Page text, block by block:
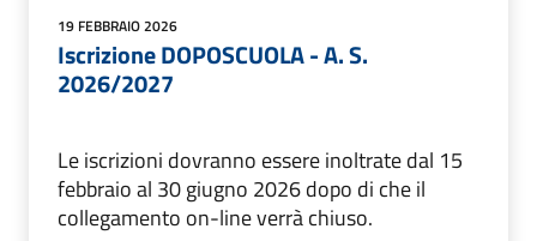
19 FEBBRAIO 2026
Iscrizione DOPOSCUOLA - A. S.
2026/2027
Le iscrizioni dovranno essere inoltrate dal 15
febbraio al 30 giugno 2026 dopo di che il
collegamento on-line verrà chiuso.